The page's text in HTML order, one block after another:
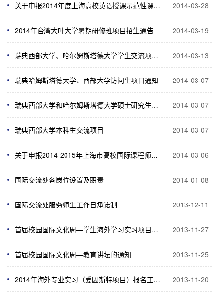
2014-03-28
关于申报2014年度上海高校英语授课示范性课程建设的通知
2014-03-19
2014年台湾大叶大学暑期研修班项目招生通告
2014-03-13
瑞典西部大学、哈尔姆斯塔德大学学生交流项目说明会通知
2014-03-07
瑞典哈姆斯塔德大学、西部大学访问生项目通知
2014-03-07
瑞典西部大学和哈尔姆斯塔德大学硕士研究生项目
2014-03-07
瑞典西部大学本科生交流项目
2014-03-06
关于申报2014-2015年上海市高校国际课程师资海外研修项目的通知
2014-01-08
国际交流处各岗位设置及职责
2013-12-11
国际交流处服务师生工作日承诺制
2013-11-27
首届校园国际文化周—学生海外学习实习项目汇报会的通知
2013-11-25
首届校园国际文化周—教育讲坛的通知
2013-11-20
2014年海外专业实习（爱因斯特项目）报名工作的通知